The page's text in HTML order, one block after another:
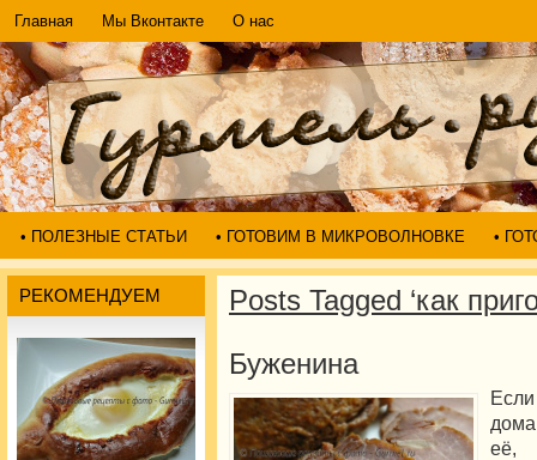
Главная Мы Вконтакте О нас
• ПОЛЕЗНЫЕ СТАТЬИ • ГОТОВИМ В МИКРОВОЛНОВКЕ •
РЕКОМЕНДУЕМ
Posts Tagged ‘как
Буженина
её,